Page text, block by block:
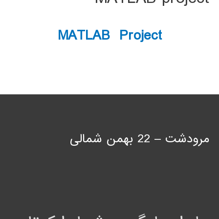
MATLAB Project
مرودشت – 22 بهمن شمالی